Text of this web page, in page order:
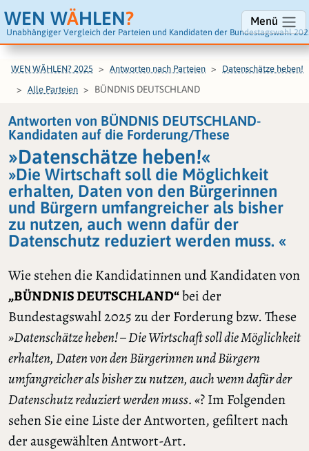
WEN WÄHLEN?
Unabhängiger Vergleich der Parteien und Kandidaten der Bundestagswahl
Menü
WEN WÄHLEN? 2025 Antworten nach Parteien Datenschätze heben!
Alle Parteien BÜNDNIS DEUTSCHLAND
Antworten von BÜNDNIS DEUTSCHLAND-
Kandidaten auf die Forderung/These
»Datenschätze heben!«
»Die Wirtschaft soll die Möglichkeit
erhalten, Daten von den Bürgerinnen
und Bürgern umfangreicher als bisher
zu nutzen, auch wenn dafür der
Datenschutz reduziert werden muss. «
Wie stehen die Kandidatinnen und Kandidaten von
„BÜNDNIS DEUTSCHLAND“bei der
Bundestagswahl 2025 zu der Forderung bzw. These
»Datenschätze heben! – Die Wirtschaft soll die Möglichkeit
erhalten, Daten von den Bürgerinnen und Bürgern
umfangreicher als bisher zu nutzen, auch wenn dafür der
Datenschutz reduziert werden muss. «? Im Folgenden
sehen Sie eine Liste der Antworten, gefiltert nach
der ausgewählten Antwort-Art.